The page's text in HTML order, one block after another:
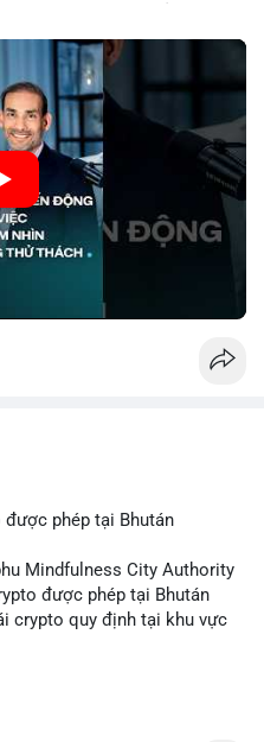
#tamlycavoi
giai đoạn không chắc chắn.
dao động ngắn hạn, các
trung vào nguyên tắc cơ
持 theo kế hoạch đã định.
ro mà còn tạo điều kiện để
hồi.
phép tại Bhután
Mindfulness City Authority
được phép tại Bhután
crypto quy định tại khu vực